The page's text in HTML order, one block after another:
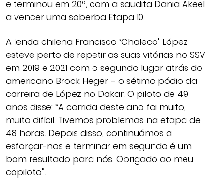
e terminou em 20º, com a saudita Dania Akeel
a vencer uma soberba Etapa 10.
A lenda chilena Francisco ‘Chaleco’ López
esteve perto de repetir as suas vitórias no SSV
em 2019 e 2021 com o segundo lugar atrás do
americano Brock Heger – o sétimo pódio da
carreira de López no Dakar. O piloto de 49
anos disse: “A corrida deste ano foi muito,
muito difícil. Tivemos problemas na etapa de
48 horas. Depois disso, continuámos a
esforçar-nos e terminar em segundo é um
bom resultado para nós. Obrigado ao meu
copiloto”.